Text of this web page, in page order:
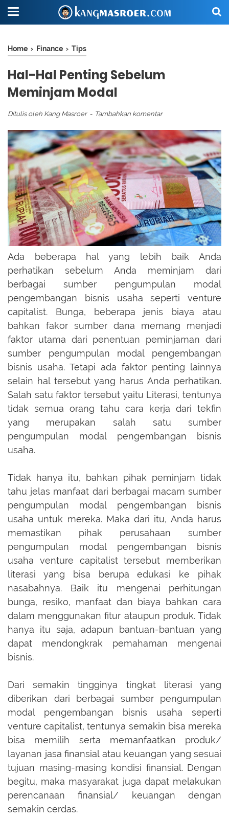
Home › Finance › Tips
Hal-Hal Penting Sebelum
Meminjam Modal
Ditulis oleh Kang Masroer Tambahkan komentar
Ada beberapa hal yang lebih baik Anda
perhatikan sebelum Anda meminjam dari
berbagai sumber pengumpulan modal
pengembangan bisnis usaha seperti venture
capitalist. Bunga, beberapa jenis biaya atau
bahkan fakor sumber dana memang menjadi
faktor utama dari penentuan peminjaman dari
sumber pengumpulan modal pengembangan
bisnis usaha. Tetapi ada faktor penting lainnya
selain hal tersebut yang harus Anda perhatikan.
Salah satu faktor tersebut yaitu Literasi, tentunya
tidak semua orang tahu cara kerja dari tekfin
yang merupakan salah satu sumber
pengumpulan modal pengembangan bisnis
usaha.
Tidak hanya itu, bahkan pihak peminjam tidak
tahu jelas manfaat dari berbagai macam sumber
pengumpulan modal pengembangan bisnis
usaha untuk mereka. Maka dari itu, Anda harus
memastikan pihak perusahaan sumber
pengumpulan modal pengembangan bisnis
usaha venture capitalist tersebut memberikan
literasi yang bisa berupa edukasi ke pihak
nasabahnya. Baik itu mengenai perhitungan
bunga, resiko, manfaat dan biaya bahkan cara
dalam menggunakan fitur ataupun produk. Tidak
hanya itu saja, adapun bantuan-bantuan yang
dapat mendongkrak pemahaman mengenai
bisnis.
Dari semakin tingginya tingkat literasi yang
diberikan dari berbagai sumber pengumpulan
modal pengembangan bisnis usaha seperti
venture capitalist, tentunya semakin bisa mereka
bisa memilih serta memanfaatkan produk/
layanan jasa finansial atau keuangan yang sesuai
tujuan masing-masing kondisi finansial. Dengan
begitu, maka masyarakat juga dapat melakukan
perencanaan finansial/ keuangan dengan
semakin cerdas.